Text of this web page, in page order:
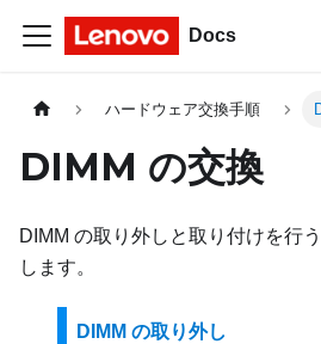
Docs
ハードウェア交換手順
DIMM の交換
DIMM の取り外しと取り付けを行
します。
DIMM の取り外し